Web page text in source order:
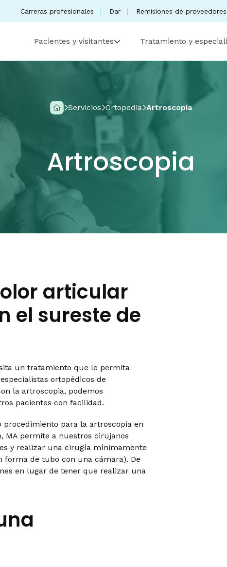
Carreras profesionales Dar Remisiones de proveedores
Pacientes y visitantes Tratamiento y
Servicios Ortopedia Artroscopia
Artroscopia
articular
el sureste de
un tratamiento que le permita
ortopédicos de
la artroscopia, podemos
pacientes con facilidad.
para la artroscopia en
MA permite a nuestros cirujanos
y realizar una cirugía mínimamente
forma de tubo con una cámara). De
en lugar de tener que realizar una